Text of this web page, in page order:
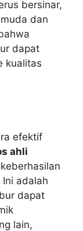
bersinar,
dan
dapat
kualitas
efektif
ahli
adalah
dapat
lain,